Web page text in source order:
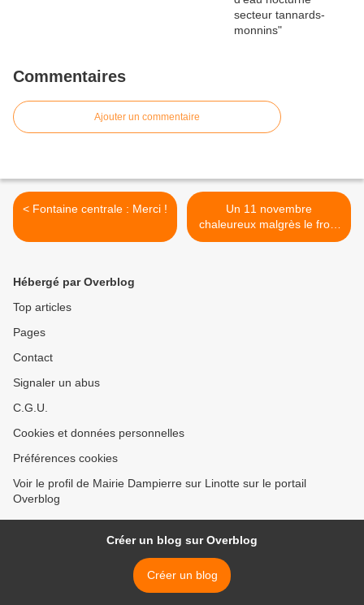
Commentaires
Ajouter un commentaire
< Fontaine centrale : Merci !
Un 11 novembre
chaleureux malgrès le froid
>
Hébergé par Overblog
Top articles
Pages
Contact
Signaler un abus
C.G.U.
Cookies et données personnelles
Préférences cookies
Voir le profil de Mairie Dampierre sur Linotte sur le portail
Overblog
Créer un blog sur Overblog
Créer un blog